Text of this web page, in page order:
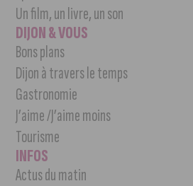
Un film, un livre, un son
DIJON & VOUS
Bons plans
Dijon à travers le temps
Gastronomie
J’aime /J’aime moins
Tourisme
INFOS
Actus du matin